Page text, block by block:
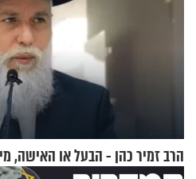
הרב זמיר כהן - הבעל או האישה,